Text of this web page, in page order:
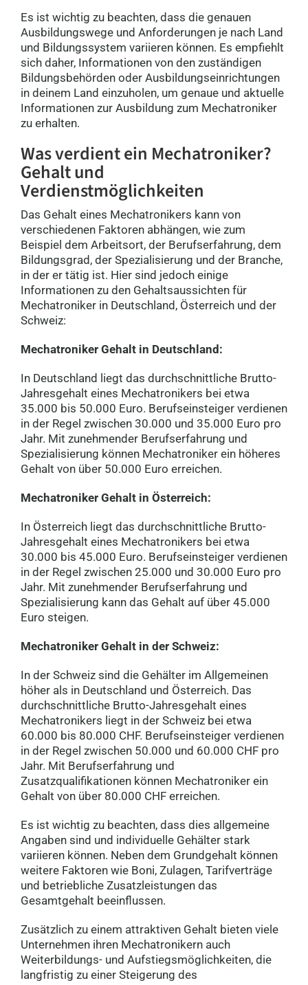
Es ist wichtig zu beachten, dass die genauen
Ausbildungswege und Anforderungen je nach Land
und Bildungssystem variieren können. Es empfiehlt
sich daher, Informationen von den zuständigen
Bildungsbehörden oder Ausbildungseinrichtungen
in deinem Land einzuholen, um genaue und aktuelle
Informationen zur Ausbildung zum Mechatroniker
zu erhalten.
Was verdient ein Mechatroniker?
Gehalt und
Verdienstmöglichkeiten
Das Gehalt eines Mechatronikers kann von
verschiedenen Faktoren abhängen, wie zum
Beispiel dem Arbeitsort, der Berufserfahrung, dem
Bildungsgrad, der Spezialisierung und der Branche,
in der er tätig ist. Hier sind jedoch einige
Informationen zu den Gehaltsaussichten für
Mechatroniker in Deutschland, Österreich und der
Schweiz:
Mechatroniker Gehalt in Deutschland:
In Deutschland liegt das durchschnittliche Brutto-
Jahresgehalt eines Mechatronikers bei etwa
35.000 bis 50.000 Euro. Berufseinsteiger verdienen
in der Regel zwischen 30.000 und 35.000 Euro pro
Jahr. Mit zunehmender Berufserfahrung und
Spezialisierung können Mechatroniker ein höheres
Gehalt von über 50.000 Euro erreichen.
Mechatroniker Gehalt in Österreich:
In Österreich liegt das durchschnittliche Brutto-
Jahresgehalt eines Mechatronikers bei etwa
30.000 bis 45.000 Euro. Berufseinsteiger verdienen
in der Regel zwischen 25.000 und 30.000 Euro pro
Jahr. Mit zunehmender Berufserfahrung und
Spezialisierung kann das Gehalt auf über 45.000
Euro steigen.
Mechatroniker Gehalt in der Schweiz:
In der Schweiz sind die Gehälter im Allgemeinen
höher als in Deutschland und Österreich. Das
durchschnittliche Brutto-Jahresgehalt eines
Mechatronikers liegt in der Schweiz bei etwa
60.000 bis 80.000 CHF. Berufseinsteiger verdienen
in der Regel zwischen 50.000 und 60.000 CHF pro
Jahr. Mit Berufserfahrung und
Zusatzqualifikationen können Mechatroniker ein
Gehalt von über 80.000 CHF erreichen.
Es ist wichtig zu beachten, dass dies allgemeine
Angaben sind und individuelle Gehälter stark
variieren können. Neben dem Grundgehalt können
weitere Faktoren wie Boni, Zulagen, Tarifverträge
und betriebliche Zusatzleistungen das
Gesamtgehalt beeinflussen.
Zusätzlich zu einem attraktiven Gehalt bieten viele
Unternehmen ihren Mechatronikern auch
Weiterbildungs- und Aufstiegsmöglichkeiten, die
langfristig zu einer Steigerung des